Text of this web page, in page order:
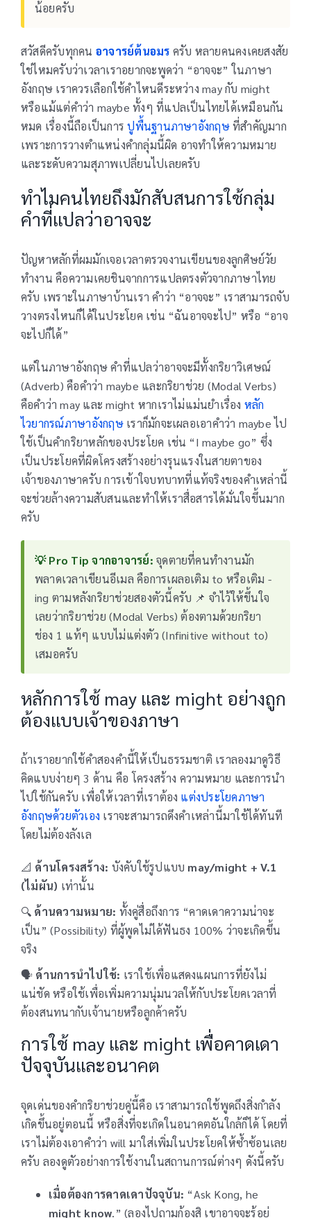
น้อยครับ
สวัสดีครับทุกคน อาจารย์ต้นอมร ครับ หลายคนคงเคยสงสัย
ใช่ไหมครับว่าเวลาเราอยากจะพูดว่า “อาจจะ” ในภาษา
อังกฤษ เราควรเลือกใช้คำไหนดีระหว่าง may กับ might
หรือแม้แต่คำว่า maybe ทั้งๆ ที่แปลเป็นไทยได้เหมือนกัน
หมด เรื่องนี้ถือเป็นการปูพื้นฐานภาษาอังกฤษที่สำคัญมาก
เพราะการวางตำแหน่งคำกลุ่มนี้ผิด อาจทำให้ความหมาย
และระดับความสุภาพเปลี่ยนไปเลยครับ
ทำไมคนไทยถึงมักสับสนการใช้กลุ่ม
คำที่แปลว่าอาจจะ
ปัญหาหลักที่ผมมักเจอเวลาตรวจงานเขียนของลูกศิษย์วัย
ทำงาน คือความเคยชินจากการแปลตรงตัวจากภาษาไทย
ครับ เพราะในภาษาบ้านเรา คำว่า “อาจจะ” เราสามารถจับ
วางตรงไหนก็ได้ในประโยค เช่น “ฉันอาจจะไป” หรือ “อาจ
จะไปก็ได้”
แต่ในภาษาอังกฤษ คำที่แปลว่าอาจจะมีทั้งกริยาวิเศษณ์
(Adverb) คือคำว่า maybe และกริยาช่วย (Modal Verbs)
คือคำว่า may และ might หากเราไม่แม่นยำเรื่อง หลัก
ไวยากรณ์ภาษาอังกฤษเราก็มักจะเผลอเอาคำว่า maybe ไป
ใช้เป็นคำกริยาหลักของประโยค เช่น “I maybe go” ซึ่ง
เป็นประโยคที่ผิดโครงสร้างอย่างรุนแรงในสายตาของ
เจ้าของภาษาครับ การเข้าใจบทบาทที่แท้จริงของคำเหล่านี้
จะช่วยล้างความสับสนและทำให้เราสื่อสารได้มั่นใจขึ้นมาก
ครับ
💡 Pro Tip จากอาจารย์: จุดตายที่คนทำงานมัก
พลาดเวลาเขียนอีเมล คือการเผลอเติม to หรือเติม -
ing ตามหลังกริยาช่วยสองตัวนี้ครับ 📌 จำไว้ให้ขึ้นใจ
เลยว่ากริยาช่วย (Modal Verbs) ต้องตามด้วยกริยา
ช่อง 1 แท้ๆ แบบไม่แต่งตัว (Infinitive without to)
เสมอครับ
หลักการใช้ may และ might อย่างถูก
ต้องแบบเจ้าของภาษา
ถ้าเราอยากใช้คำสองคำนี้ให้เป็นธรรมชาติ เราลองมาดูวิธี
คิดแบบง่ายๆ 3 ด้าน คือ โครงสร้าง ความหมาย และการนำ
ไปใช้กันครับ เพื่อให้เวลาที่เราต้อง แต่งประโยคภาษา
อังกฤษด้วยตัวเอง เราจะสามารถดึงคำเหล่านี้มาใช้ได้ทันที
โดยไม่ต้องลังเล
📐 ด้านโครงสร้าง: บังคับใช้รูปแบบ may/might + V.1
(ไม่ผัน) เท่านั้น
🔍 ด้านความหมาย: ทั้งคู่สื่อถึงการ “คาดเดาความน่าจะ
เป็น” (Possibility) ที่ผู้พูดไม่ได้ฟันธง 100% ว่าจะเกิดขึ้น
จริง
🗣️ ด้านการนำไปใช้: เราใช้เพื่อแสดงแผนการที่ยังไม่
แน่ชัด หรือใช้เพื่อเพิ่มความนุ่มนวลให้กับประโยคเวลาที่
ต้องสนทนากับเจ้านายหรือลูกค้าครับ
การใช้ may และ might เพื่อคาดเดา
ปัจจุบันและอนาคต
จุดเด่นของคำกริยาช่วยคู่นี้คือ เราสามารถใช้พูดถึงสิ่งกำลัง
เกิดขึ้นอยู่ตอนนี้ หรือสิ่งที่จะเกิดในอนาคตอันใกล้ก็ได้ โดยที่
เราไม่ต้องเอาคำว่า will มาใส่เพิ่มในประโยคให้ซ้ำซ้อนเลย
ครับ ลองดูตัวอย่างการใช้งานในสถานการณ์ต่างๆ ดังนี้ครับ
เมื่อต้องการคาดเดาปัจจุบัน: “Ask Kong, he
might know.” (ลองไปถามก้องสิ เขาอาจจะรู้อยู่